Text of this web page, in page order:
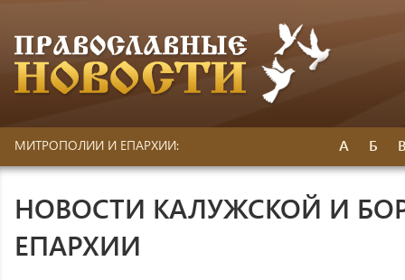
МИТРОПОЛИИ И ЕПАРХИИ: А Б
НОВОСТИ КАЛУЖСКОЙ И
ЕПАРХИИ